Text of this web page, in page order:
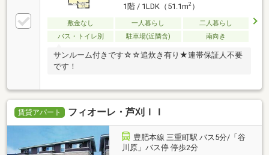
1階 / 1LDK（51.1m2）
敷金なし 一人暮らし
二人暮らし
バス・トイレ別
駐車場(近隣含) 南向き
サンルーム付きです☆☆追炊き有り★連帯保証人不要
です！
賃貸アパート フィオーレ・芦刈ＩＩ
豊肥本線 三重町駅 バス5分/「谷
川原」バス停 停歩2分